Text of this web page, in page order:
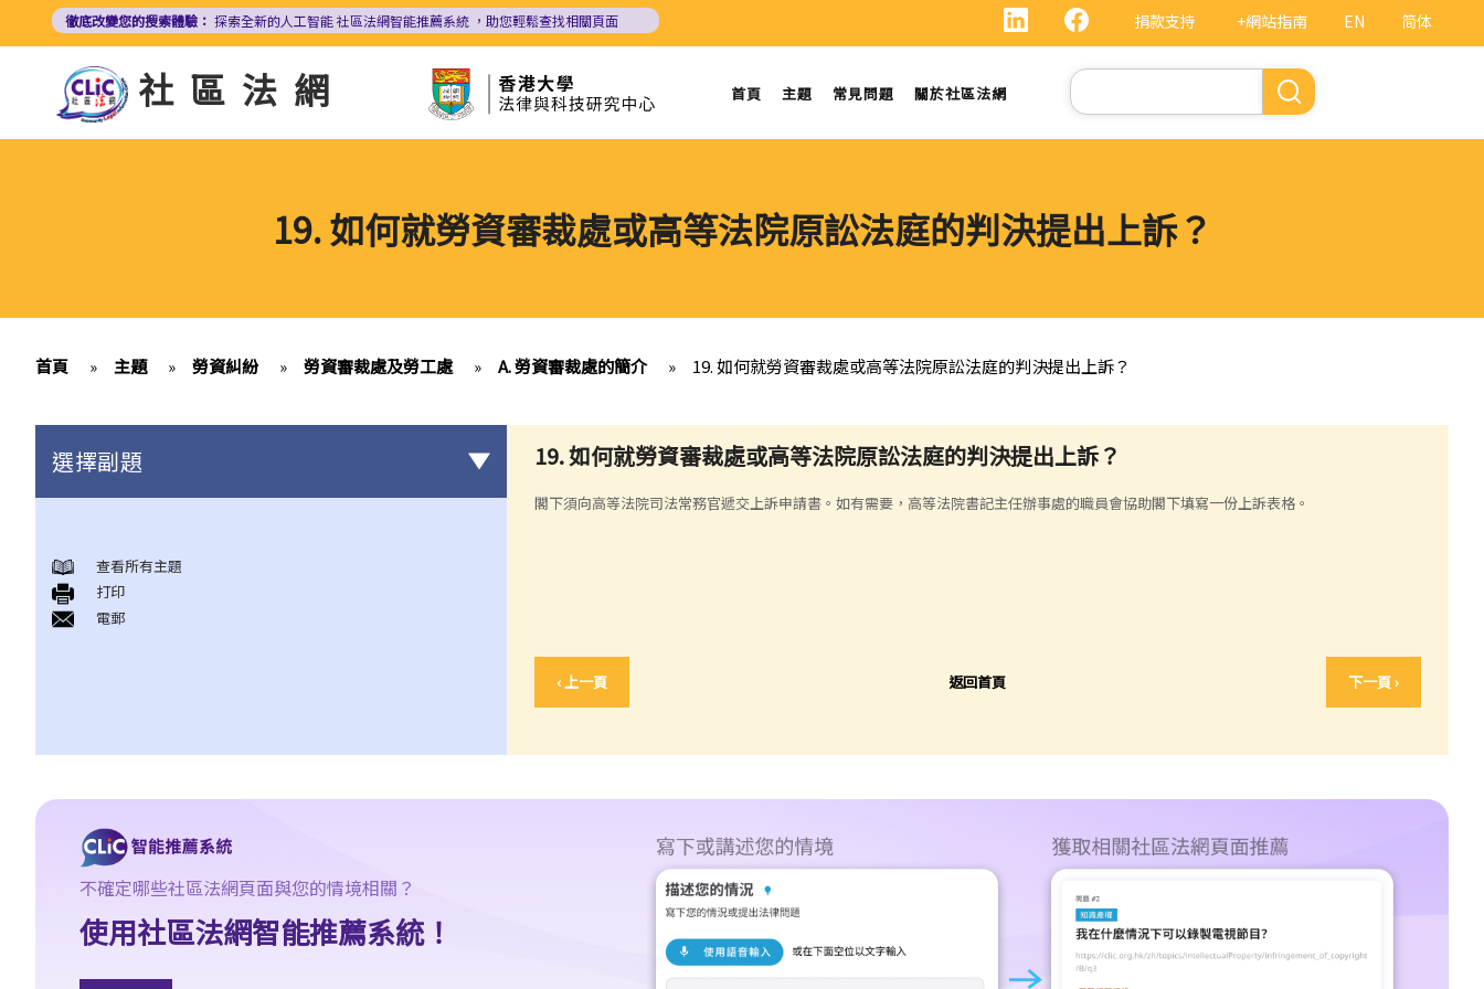
EN 简体
捐款支持 +網站指南
徹底改變您的搜索體驗： 探索全新的人工智能社區法網智能推薦系統 ，助您輕鬆查找相關頁面
社區法網 首頁 主題 常見問題 關於社區法網
Search
19. 如何就勞資審裁處或高等法院原訟法庭的判決提出上訴？
首頁 » 主題 » 勞資糾紛 » 勞資審裁處及勞工處 » A. 勞資審裁處的簡介 » 19. 如何就勞資審裁處或高等法院原訟法庭的判決提出上訴？
19. 如何就勞資審裁處或高等法院原訟法庭的判決提出上訴？
閣下須向高等法院司法常務官遞交上訴申請書。如有需要，高等法院書記主任辦事處的職員會協助閣下填寫一份上訴表格。
‹ 上一頁 返回首頁 下一頁 ›
選擇副題
A. 「僱傭合約」之闡釋
1. 僱傭合約的持續期是多久？
3. 如何分辨「僱傭合約」以及「獨立承包商（或自僱人士）之服務
合約」？
4. 我接受了一份新聘約，並知道將於某日上班；而另一方面，我亦
已給予現職僱主一個月通知以辭去現有工作。在新工上任的一個星
期前，我收到新公司的電郵，表示暫時不能聘用我，其理由是需要
引入新投資者。因我經已辭去現有工作（而新職員亦已上班），我
在離職時便成為失業人士。我可否向給予新聘約的公司採取法律行
查看所有主題
打印
電郵
不確定哪些社區法網頁面與您的情境相關？
使用社區法網智能推薦系統！